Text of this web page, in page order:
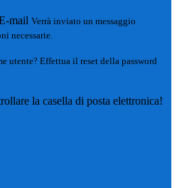
mail Verrà inviato un messaggio
necessarie.
utente? Effettua il reset della password
la casella di posta elettronica!